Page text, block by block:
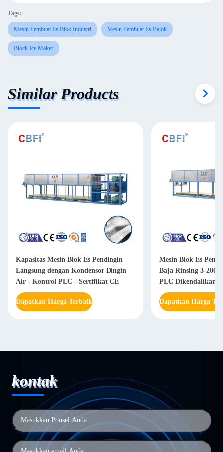
Tags:
Mesin Pembuat Es Blok Industri Mesin Pembuat Es Balok
Block Ice Maker
Similar Products
Kapasitas Mesin Blok Es Pendingin
Langsung dengan Kondensor Dingin
Air - Kontrol PLC - Sertifikat CE
Dapatkan Harga Terbaik
Mesin Blok Es
Baja Rinsing 3-
PLC Dikendalikan
Dapatkan Harga
kontak